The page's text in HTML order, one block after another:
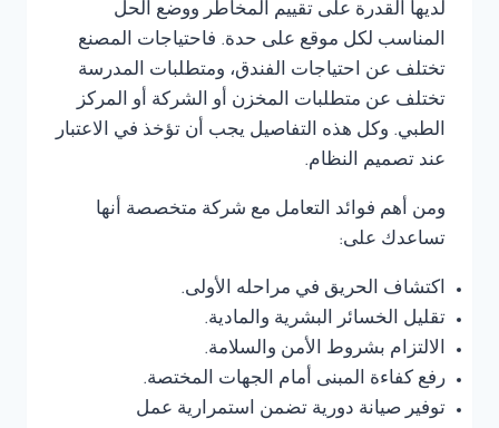
لديها القدرة على تقييم المخاطر ووضع الحل
المناسب لكل موقع على حدة. فاحتياجات المصنع
تختلف عن احتياجات الفندق، ومتطلبات المدرسة
تختلف عن متطلبات المخزن أو الشركة أو المركز
الطبي. وكل هذه التفاصيل يجب أن تؤخذ في الاعتبار
عند تصميم النظام.
ومن أهم فوائد التعامل مع شركة متخصصة أنها
تساعدك على:
اكتشاف الحريق في مراحله الأولى.
تقليل الخسائر البشرية والمادية.
الالتزام بشروط الأمن والسلامة.
رفع كفاءة المبنى أمام الجهات المختصة.
توفير صيانة دورية تضمن استمرارية عمل